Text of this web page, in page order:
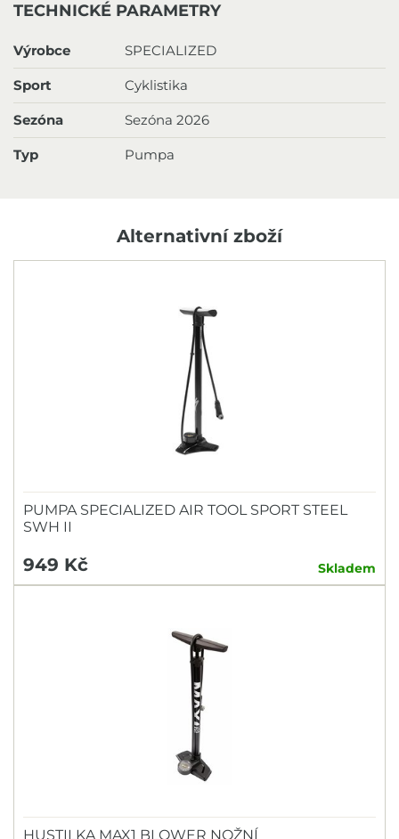
TECHNICKÉ PARAMETRY
Výrobce SPECIALIZED
Sport Cyklistika
Sezóna Sezóna 2026
Typ Pumpa
Alternativní zboží
PUMPA SPECIALIZED AIR TOOL SPORT STEEL
SWH II
949 Kč Skladem
HUSTILKA MAX1 BLOWER NOŽNÍ